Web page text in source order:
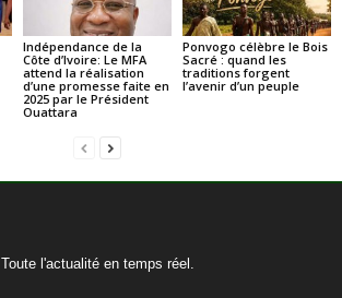
Indépendance de la
Côte d’Ivoire: Le MFA
attend la réalisation
d’une promesse faite en
2025 par le Président
Ouattara
Ponvogo célèbre le Bois
Sacré : quand les
traditions forgent
l’avenir d’un peuple
Toute l'actualité en temps réel.